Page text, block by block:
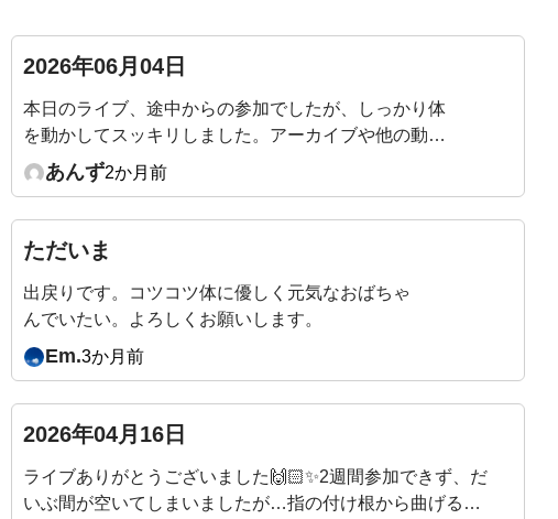
2026年06月04日
本日のライブ、途中からの参加でしたが、しっかり体
を動かしてスッキリしました。アーカイブや他の動画
を見ながら毎日少しずつ続けてみようと思います。
あんず2か月前
ただいま
出戻りです。コツコツ体に優しく元気なおばちゃ
んでいたい。よろしくお願いします。
Em.3か月前
2026年04月16日
ライブありがとうございました🙌🏻✨2週間参加できず、だ
いぶ間が空いてしまいましたが…指の付け根から曲げるエ